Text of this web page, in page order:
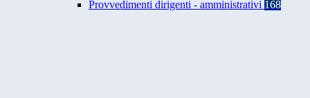
Provvedimenti dirigenti - amministrativi 168